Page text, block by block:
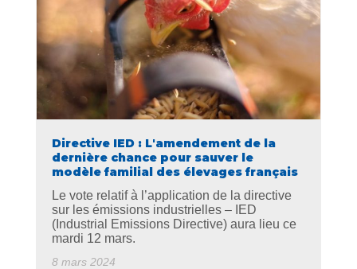
Directive IED : L'amendement de la
dernière chance pour sauver le
modèle familial des élevages français
Le vote relatif à l’application de la directive
sur les émissions industrielles – IED
(Industrial Emissions Directive) aura lieu ce
mardi 12 mars.
8 mars 2024